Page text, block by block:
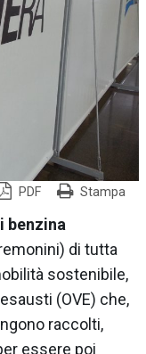
PDF Stampa
benzina
di tutta
sostenibile,
(OVE) che,
raccolti,
essere poi